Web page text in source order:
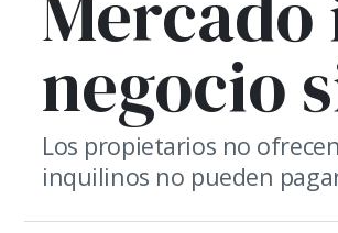
negocio
Los propietarios no
inquilinos no pueden